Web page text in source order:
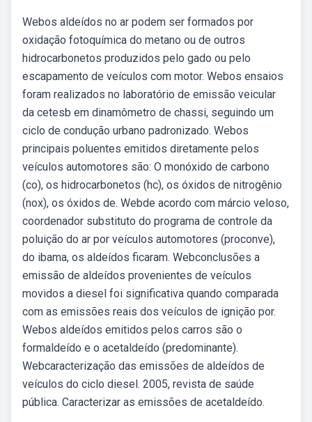
Webos aldeídos no ar podem ser formados por
oxidação fotoquímica do metano ou de outros
hidrocarbonetos produzidos pelo gado ou pelo
escapamento de veículos com motor. Webos ensaios
foram realizados no laboratório de emissão veicular
da cetesb em dinamômetro de chassi, seguindo um
ciclo de condução urbano padronizado. Webos
principais poluentes emitidos diretamente pelos
veículos automotores são: O monóxido de carbono
(co), os hidrocarbonetos (hc), os óxidos de nitrogênio
(nox), os óxidos de. Webde acordo com márcio veloso,
coordenador substituto do programa de controle da
poluição do ar por veículos automotores (proconve),
do ibama, os aldeídos ficaram. Webconclusões a
emissão de aldeídos provenientes de veículos
movidos a diesel foi significativa quando comparada
com as emissões reais dos veículos de ignição por.
Webos aldeídos emitidos pelos carros são o
formaldeído e o acetaldeído (predominante).
Webcaracterização das emissões de aldeídos de
veículos do ciclo diesel. 2005, revista de saúde
pública. Caracterizar as emissões de acetaldeído.